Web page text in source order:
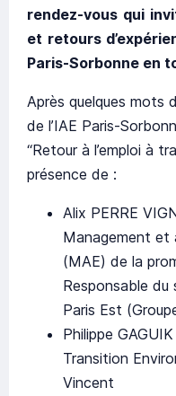
rendez-vous qui
et retours
Paris-Sorbonne en
Après quelques mots
de l’IAE Paris-
“Retour à l’emploi à
présence de :
Alix PERRE
Management et
(MAE) de la
Responsable du
Paris Est
Philippe
Transition
Vincent